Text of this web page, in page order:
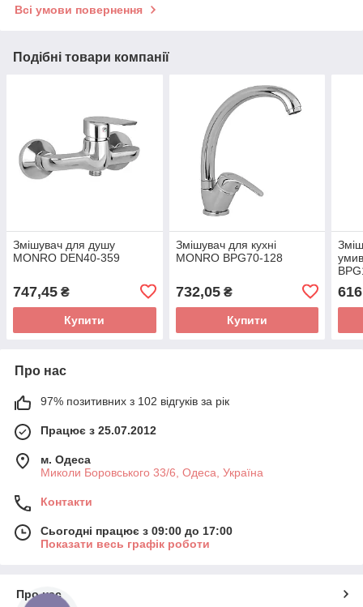
Всі умови повернення
Подібні товари компанії
Змішувач для душу
MONRO DEN40-359
747,45 ₴
Купити
Змішувач для кухні
MONRO BPG70-128
732,05₴
Купити
Про нас
97% позитивних з 102 відгуків за рік
Працює з 25.07.2012
м. Одеса
Миколи Боровського 33/6, Одеса, Україна
Контакти
Сьогодні працює з 09:00 до 17:00
Показати весь графік роботи
Про нас